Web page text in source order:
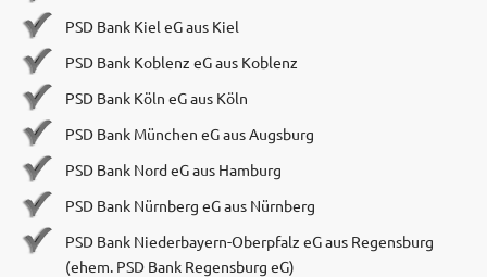
PSD Bank Kiel eG aus Kiel
PSD Bank Koblenz eG aus Koblenz
PSD Bank Köln eG aus Köln
PSD Bank München eG aus Augsburg
PSD Bank Nord eG aus Hamburg
PSD Bank Nürnberg eG aus Nürnberg
PSD Bank Niederbayern-Oberpfalz eG aus Regensburg
(ehem. PSD Bank Regensburg eG)